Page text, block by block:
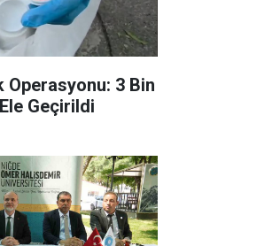
Operasyonu: 3 Bin
Geçirildi